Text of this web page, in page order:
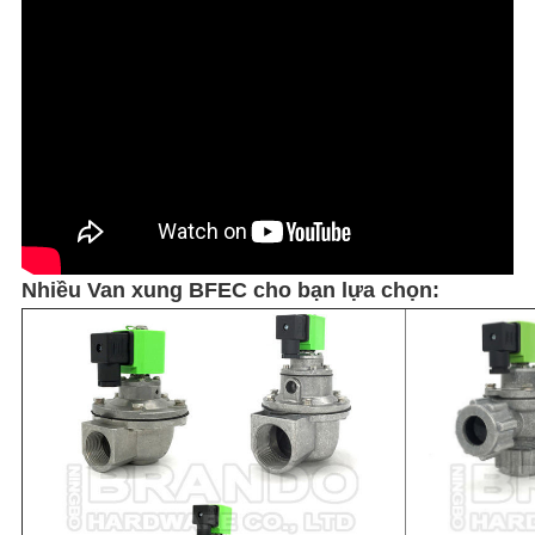
Nhiều Van xung BFEC cho bạn lựa chọn: